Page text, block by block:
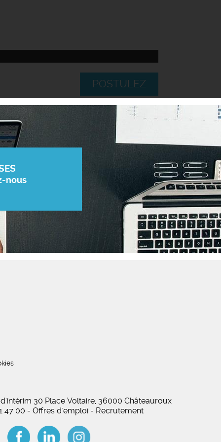
POSTULEZ
nous
30 Place Voltaire, 36000 Châteauroux
47 00 - Offres d'emploi - Recrutement